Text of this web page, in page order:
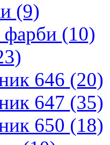
(9)
(10)
646 (20)
647 (35)
650 (18)